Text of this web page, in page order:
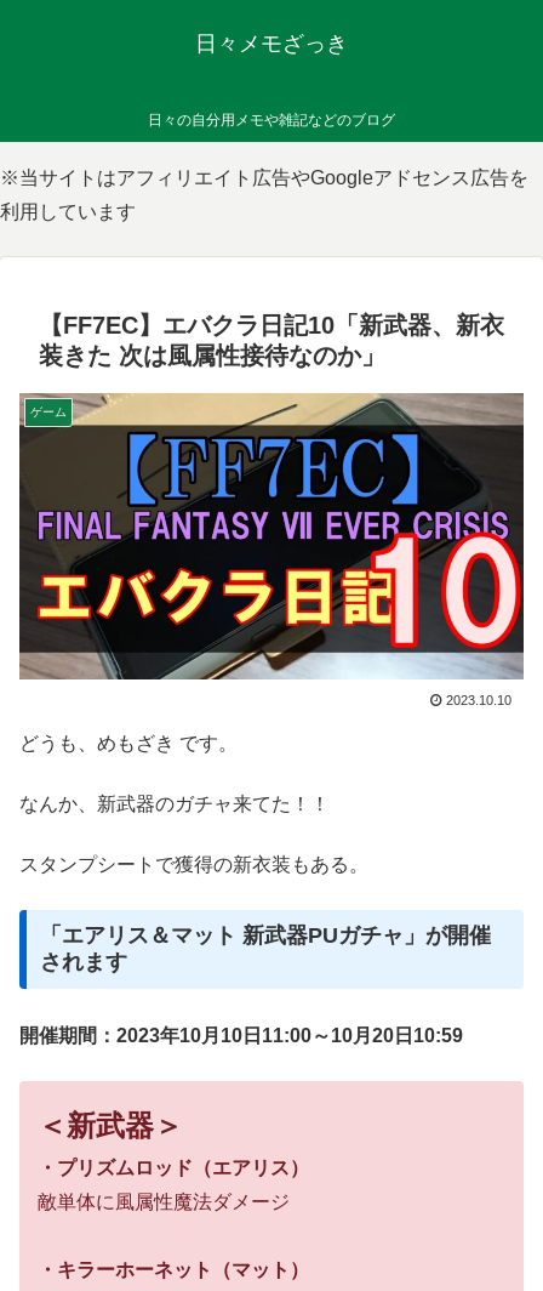
日々メモざっき
日々の自分用メモや雑記などのブログ
※当サイトはアフィリエイト広告やGoogleアドセンス広告を
利用しています
【FF7EC】エバクラ日記10「新武器、新衣
装きた 次は風属性接待なのか」
ゲーム
2023.10.10
どうも、めもざき です。
なんか、新武器のガチャ来てた！！
スタンプシートで獲得の新衣装もある。
「エアリス＆マット 新武器PUガチャ」が開催
されます
開催期間：2023年10月10日11:00～10月20日10:59
＜新武器＞
・プリズムロッド（エアリス）
敵単体に風属性魔法ダメージ
・キラーホーネット（マット）